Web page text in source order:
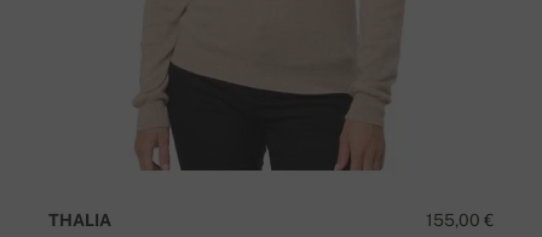
155,00 €
THALIA